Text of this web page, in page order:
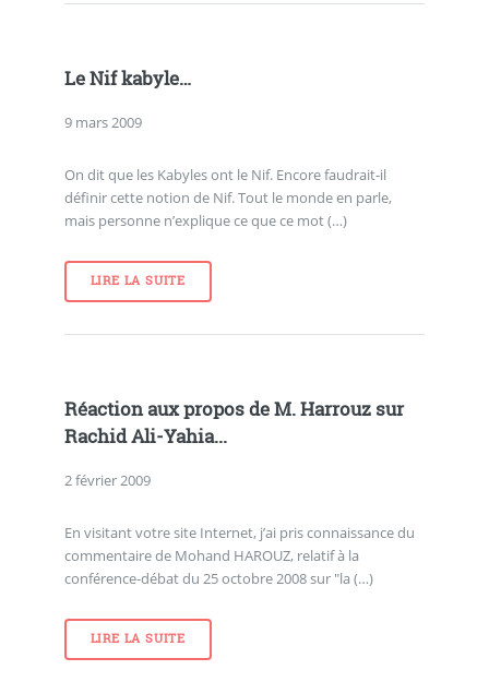
Le Nif kabyle…
9 mars 2009
On dit que les Kabyles ont le Nif. Encore faudrait-il
définir cette notion de Nif. Tout le monde en parle,
mais personne n’explique ce que ce mot (…)
LIRE LA SUITE
Réaction aux propos de M. Harrouz sur
Rachid Ali-Yahia...
2 février 2009
En visitant votre site Internet, j’ai pris connaissance du
commentaire de Mohand HAROUZ, relatif à la
conférence-débat du 25 octobre 2008 sur "la (…)
LIRE LA SUITE